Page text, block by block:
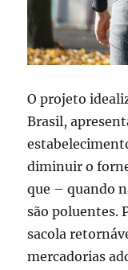
O projeto
Brasil,
diminuir o
que – quando
são poluentes.
sacola
mercadorias